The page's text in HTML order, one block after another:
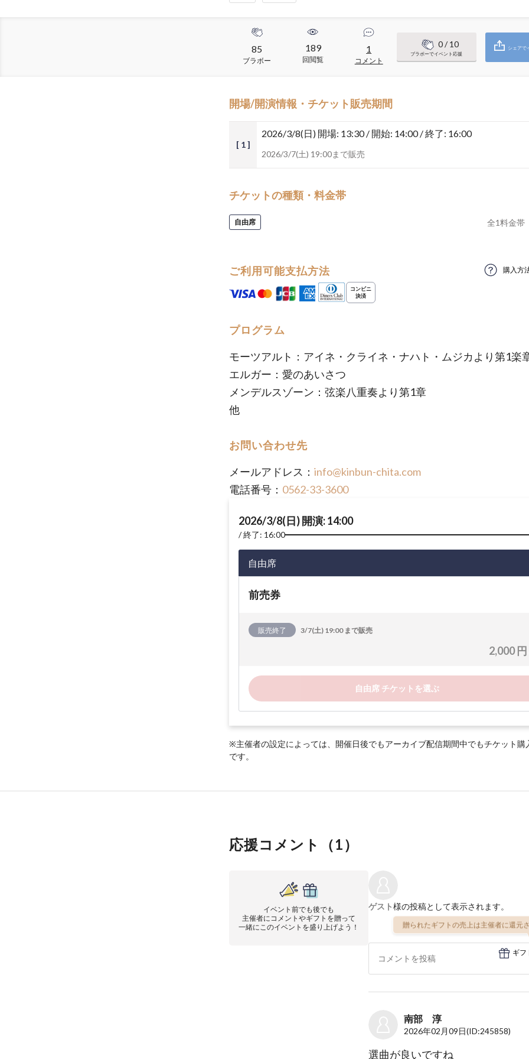
85
ブラボー
189
回閲覧
1
コメント
0/ 10
ブラボーでイベント応援
シェアで
開場/開演情報・チケット販売期間
[ 1 ]
2026/3/8(日) 開場: 13:30 / 開始: 14:00 / 終了: 16:00
2026/3/7(土) 19:00まで販売
チケットの種類・料金帯
自由席 全1料金帯
ご利用可能支払方法 購入方
プログラム
モーツアルト：アイネ・クライネ・ナハト・ムジカより第1楽
エルガー：愛のあいさつ
メンデルスゾーン：弦楽八重奏より第1章
他
お問い合わせ先
メールアドレス： info@kinbun-chita.com
電話番号： 0562-33-3600
2026/3/8(日) 開演: 14:00
終了: 16:00
自由席
前売券
販売終了 3/7(土) 19:00 まで販売
2,000 円
自由席 チケットを選ぶ
※主催者の設定によっては、開催日後でもアーカイブ配信期間中でもチケット購
です。
応援コメント（1）
イベント前でも後でも
主催者にコメントやギフトを贈って
一緒にこのイベントを盛り上げよう！
ゲスト様の投稿として表示されます。
贈られたギフトの売上は主催者に還元
ギフ
南部 淳
2026年02月09日(ID:245858)
選曲が良いですね